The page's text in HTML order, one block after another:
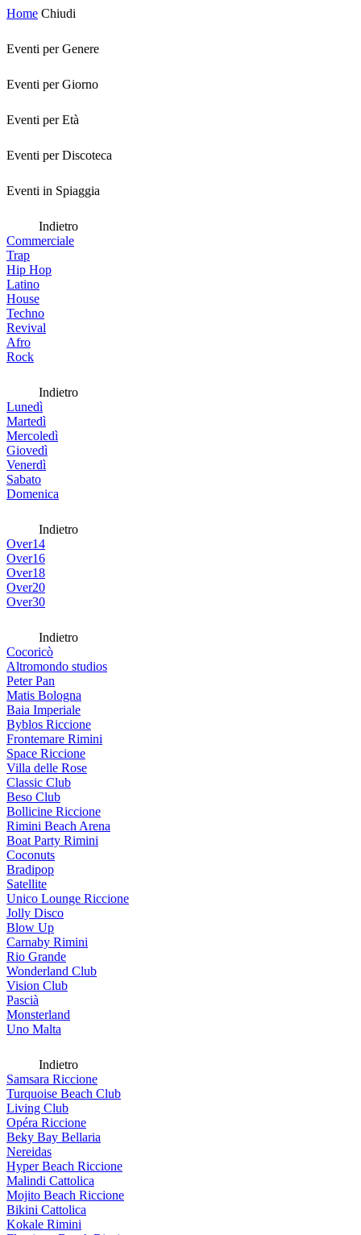
Home Chiudi
Eventi per Genere
Eventi per Giorno
Eventi per Età
Eventi per Discoteca
Eventi in Spiaggia
Indietro
Commerciale
Trap
Hip Hop
Latino
House
Techno
Revival
Afro
Rock
Indietro
Lunedì
Martedì
Mercoledì
Giovedì
Venerdì
Sabato
Domenica
Indietro
Over14
Over16
Over18
Over20
Over30
Indietro
Cocoricò
Altromondo studios
Peter Pan
Matis Bologna
Baia Imperiale
Byblos Riccione
Frontemare Rimini
Space Riccione
Villa delle Rose
Classic Club
Beso Club
Bollicine Riccione
Rimini Beach Arena
Boat Party Rimini
Coconuts
Bradipop
Satellite
Unico Lounge Riccione
Jolly Disco
Blow Up
Carnaby Rimini
Rio Grande
Wonderland Club
Vision Club
Pascià
Monsterland
Uno Malta
Indietro
Samsara Riccione
Turquoise Beach Club
Living Club
Opéra Riccione
Beky Bay Bellaria
Nereidas
Hyper Beach Riccione
Malindi Cattolica
Mojito Beach Riccione
Bikini Cattolica
Kokale Rimini